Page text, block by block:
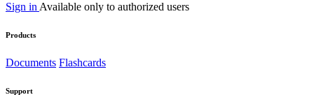
Sign in Available only to authorized users
Products
Documents Flashcards
Support